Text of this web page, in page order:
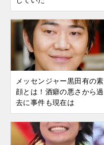
メッセンジャー黒田有の素
顔とは！酒癖の悪さから過
去に事件も現在は